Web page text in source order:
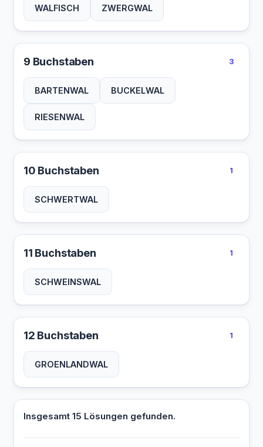
WALFISCH ZWERGWAL
9 Buchstaben 3
BARTENWAL BUCKELWAL
RIESENWAL
10 Buchstaben 1
SCHWERTWAL
11 Buchstaben 1
SCHWEINSWAL
12 Buchstaben 1
GROENLANDWAL
Insgesamt 15 Lösungen gefunden.